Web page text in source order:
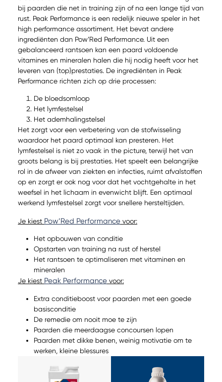
bij paarden die net in training zijn of na een lange tijd van
rust. Peak Performance is een redelijk nieuwe speler in het
high performance assortiment. Het bevat andere
ingrediënten dan Pow’Red Performance. Uit een
gebalanceerd rantsoen kan een paard voldoende
vitamines en mineralen halen die hij nodig heeft voor het
leveren van (top)prestaties. De ingrediënten in Peak
Performance richten zich op drie processen:
De bloedsomloop
Het lymfestelsel
Het ademhalingstelsel
Het zorgt voor een verbetering van de stofwisseling
waardoor het paard optimaal kan presteren. Het
lymfestelsel is niet zo vaak in the picture, terwijl het van
groots belang is bij prestaties. Het speelt een belangrijke
rol in de afweer van ziekten en infecties, ruimt afvalstoffen
op en zorgt er ook nog voor dat het vochtgehalte in het
weefsel in het lichaam in evenwicht blijft. Een optimaal
werkend lymfestelsel zorgt voor snellere hersteltijden.
Je kiest Pow’Red Performance voor:
Het opbouwen van conditie
Opstarten van training na rust of herstel
Het rantsoen te optimaliseren met vitaminen en
mineralen
Je kiest Peak Performance voor:
Extra conditieboost voor paarden met een goede
basisconditie
De remedie om nooit moe te zijn
Paarden die meerdaagse concoursen lopen
Paarden met dikke benen, weinig motivatie om te
werken, kleine blessures